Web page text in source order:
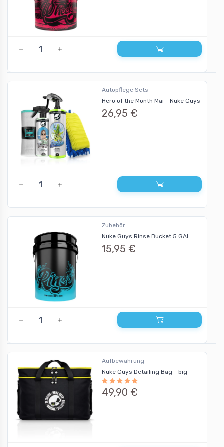
Autopflege Sets
Hero of the Month Mai - Nuke Guys
26,95 €
Zubehör
Nuke Guys Rinse Bucket 5 GAL
15,95 €
Aufbewahrung
Nuke Guys Detailing Bag - big
49,90 €